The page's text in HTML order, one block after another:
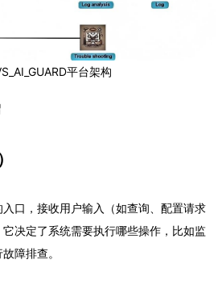
平台架构
口，接收用户输入（如查询、配置请求
决定了系统需要执行哪些操作，比如监
障排查。